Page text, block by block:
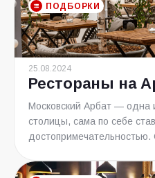
ПОДБОРКИ
25.08.2024
Рестораны на
Московский Арбат — одна
столицы, сама по себе